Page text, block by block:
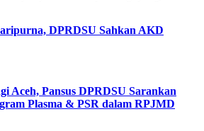
DPRDSU Sahkan AKD
Aceh, Pansus DPRDSU Sarankan
Plasma & PSR dalam RPJMD